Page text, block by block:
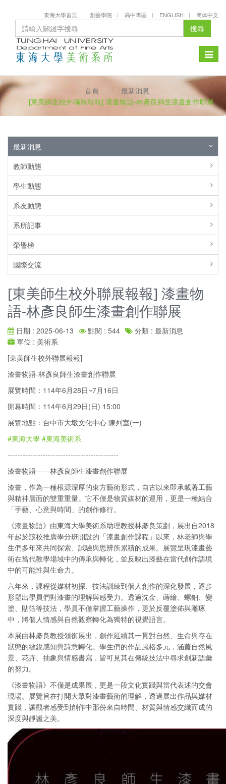
東海大學首頁 創藝學院 高中專區 ENGLISH 簡体中文
搜尋
Toggle
首頁
最新消息
[東美師生校外聯展報報] 漆畫物語-林彥良師生漆畫創作聯展
最新消息
教師動態
學生動態
系友動態
系所記事
榮譽榜
國際交流
[東美師生校外聯展報報] 漆畫物
語-林彥良師生漆畫創作聯展
日期 : 2025-06-13 點閱 : 544
分類 : 最新消息
單位 : 美術系
[東美師生校外聯展報報]
漆畫物語-林彥良師生漆畫創作聯展
展覽時間：114年6月28日~7月16日
開幕時間：114年6月29日(日) 15:00
展覽地點：台中市大墩文化中心 陳列室(一)
#東海大學 #東海美術系
--------------------------------------------
漆畫物語——林彥良師生漆畫創作聯展
漆畫，作為一種根源深厚的東方藝術形式，自古以來即承載著工藝
與精神層面的雙重重量。它不僅是物質媒材的運用，更是一種結合
「手藝、心意與時間」的創作修行。
《漆畫物語》由東海大學美術系助理教授林彥良策劃，展出自2018
年起於該校推廣學分班開設的「漆畫創作課程」以來，林老師與學
生們多年來共同探索、試驗與思辨所累積的成果。展覽呈現漆畫藝
術在當代教學場域中的傳承與轉化，並反映出漆藝在當代創作語境
中的可能性與生命力。
六年來，課程從媒材初探、技法訓練到個人創作的深化發展，逐步
形塑出學員們對漆畫的理解與感受力。透過沈金、蒔繪、螺鈿、變
塗、貼箔等技法，學員不僅掌握工藝操作，更於反覆塗佈與雕琢
中，將個人情感與自然觀察轉化為獨特的視覺語言。
本展由林彥良教授領銜展出，創作延續其一貫對自然、生命與存在
狀態的敏銳感知與詩意轉化。學生們的作品風格多元，涵蓋自然風
景、花卉、抽象與情感書寫，皆可見其在傳統技法中尋求創新語彙
的努力。
《漆畫物語》不僅是成果展，更是一段文化實踐與當代表述的交會
現場。展覽旨在打開大眾對漆畫藝術的理解，透過展出作品與媒材
實踐，讓觀者感受到創作中那份來自時間、材質與情感交織而成的
深度與靜謐之美。